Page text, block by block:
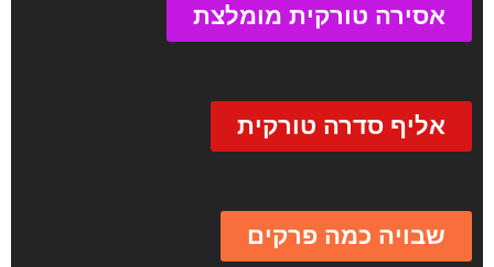
אסירה טורקית מומלצת
אליף סדרה טורקית
שבויה כמה פרקים